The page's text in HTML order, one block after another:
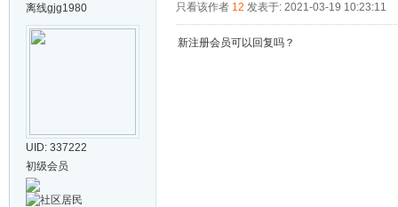
离线gjg1980
UID: 337222
初级会员
只看该作者 12 发表于: 2021-03-19 10:23:11
新注册会员可以回复吗？